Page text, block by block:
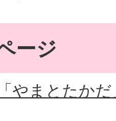
ージ
やまとたかだ